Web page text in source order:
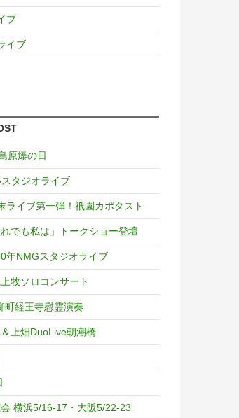
ブ
イブ
原爆の日
タジオライブ
ライブ第一弾！祇園カポタスト
でも私は」トークショー登壇
年NMGスタジオライブ
牧ソロコンサート
町経王寺慰霊演奏
上畑DuoLive朝潮橋
横浜5/16-17・大阪5/22-23